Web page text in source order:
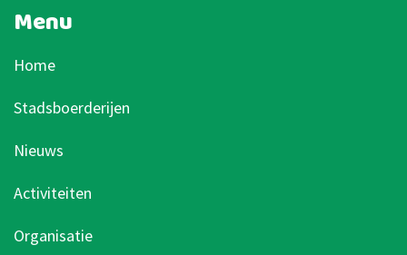
Menu
Home
Stadsboerderijen
Nieuws
Activiteiten
Organisatie